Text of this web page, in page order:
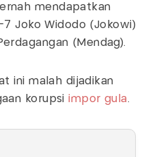
mendapatkan
7 Joko Widodo (Jokowi)
(Mendag).
ini malah dijadikan
korupsiimpor gula .